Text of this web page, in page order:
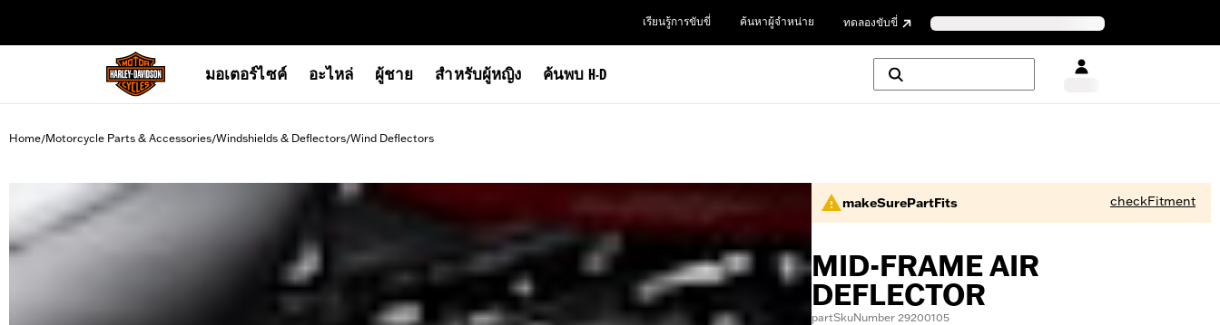
เรียนรู้การขับขี่ ค้นหาผู้จำหน่าย ทดลองขับขี่
มอเตอร์ไซค์ อะไหล่ ผู้ชาย สำหรับผู้หญิง ค้นพบ H-D
Home/Motorcycle Parts & Accessories/Windshields & Deflectors/Wind Deflectors
makeSurePartFits checkFitment
MID-FRAME AIR
DEFLECTOR
partSkuNumber 29200105